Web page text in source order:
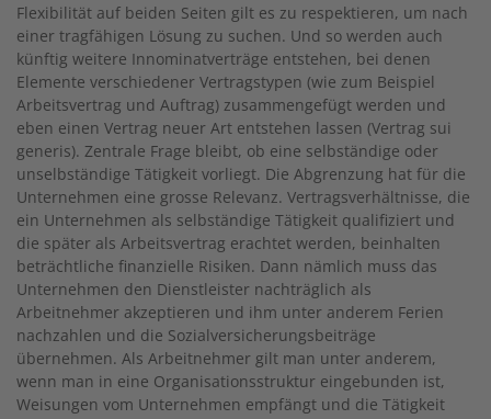
Flexibilität auf beiden Seiten gilt es zu respektieren, um nach
einer tragfähigen Lösung zu suchen. Und so werden auch
künftig weitere Innominatverträge entstehen, bei denen
Elemente verschiedener Vertragstypen (wie zum Beispiel
Arbeitsvertrag und Auftrag) zusammengefügt werden und
eben einen Vertrag neuer Art entstehen lassen (Vertrag sui
generis). Zentrale Frage bleibt, ob eine selbständige oder
unselbständige Tätigkeit vorliegt. Die Abgrenzung hat für die
Unternehmen eine grosse Relevanz. Vertragsverhältnisse, die
ein Unternehmen als selbständige Tätigkeit qualifiziert und
die später als Arbeitsvertrag erachtet werden, beinhalten
beträchtliche finanzielle Risiken. Dann nämlich muss das
Unternehmen den Dienstleister nachträglich als
Arbeitnehmer akzeptieren und ihm unter anderem Ferien
nachzahlen und die Sozialversicherungsbeiträge
übernehmen. Als Arbeitnehmer gilt man unter anderem,
wenn man in eine Organisationsstruktur eingebunden ist,
Weisungen vom Unternehmen empfängt und die Tätigkeit